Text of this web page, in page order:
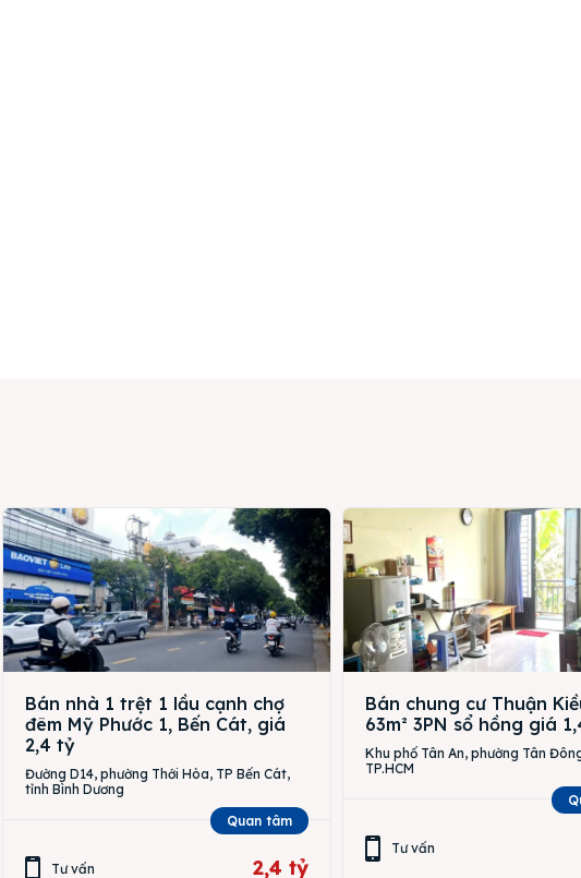
Bán nhà 1 trệt 1 lầu cạnh chợ
đêm Mỹ Phước 1, Bến Cát, giá
2,4 tỷ
Đường D14, phường Thới Hòa, TP Bến Cát,
tỉnh Bình Dương
Quan tâm
Tư vấn 2,4 tỷ
Bán chung cư Thuận
63m² 3PN sổ hồng giá
Khu phố Tân An, phường Tân
TP.HCM
Tư vấn